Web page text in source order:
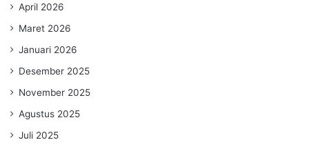
April 2026
Maret 2026
Januari 2026
Desember 2025
November 2025
Agustus 2025
Juli 2025